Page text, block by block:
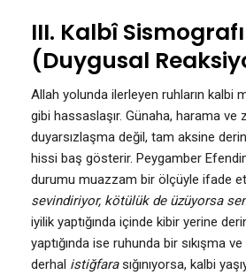
III. Kalbî
(Duygusal
Allah yolunda ilerleyen ruhların kalbi
gibi hassaslaşır. Günaha, harama ve
duyarsızlaşma değil, tam aksine
hissi baş gösterir. Peygamber
durumu muazzam bir ölçüyle ifade
sevindiriyor, kötülük de üzüyorsa
iyilik yaptığında içinde kibir yerine
yaptığında ise ruhunda bir sıkışma
derhal istiğfarasığınıyorsa, kalbi